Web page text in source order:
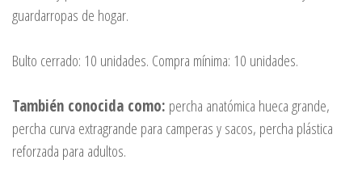
guardarropas de hogar.
Bulto cerrado: 10 unidades. Compra mínima: 10 unidades.
También conocida como: percha anatómica hueca grande,
percha curva extragrande para camperas y sacos, percha plástica
reforzada para adultos.